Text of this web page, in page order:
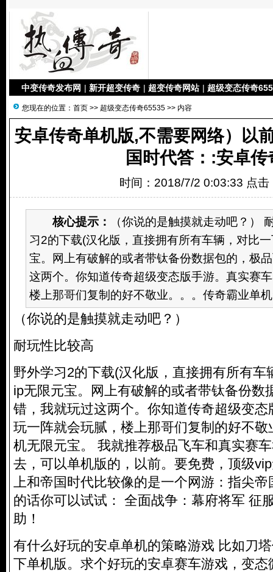
中变传奇发布网 | 新开超变传奇 | 超变传奇网站 | 超级变态传奇
您现在的位置： 首页 >> 超级变态传奇65535 >> 内容
安卓传奇单机版,不需要网络）以
国时代答：:安卓传
时间：2018/7/2 0:03:33 点击
核心提示：
（你说的是触摸就走动吧？）
习2的下载(汉化版，直接拥有所有车辆，对比
宝。网上有破解的或者带钛备份数据包的，极
这两个。你知道传奇超级变态版手游。真实赛
楼上那哥们复制的好不敬业。。。传奇霸业单
（你说的是触摸就走动吧？）
耐玩性比较高
野外学习2的下载(汉化版，直接拥有所有车
ip无限元宝。网上有破解的或者带钛备份数
错，我就玩过这两个。你知道传奇超级变
玩一阵就会玩腻，楼上那哥们复制的好不
机无限元宝。 我就推荐极品飞车和真实赛
去，可以单机版的，以前。要免费，顶级
上和帝国时代比较像的是一个网游：指尖
的话你可以试试： 全面战争：幕府将军 征
助！
有什么好玩的安卓单机的策略游戏 比如刀
下单机版。求个好玩的安卓赛车游戏，变